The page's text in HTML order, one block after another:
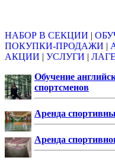
НАБОР В СЕКЦИИ |
ПОКУПКИ-ПРОДАЖИ |
АКЦИИ | УСЛУГИ |
Обучение
спортсменов
Аренда
Аренда